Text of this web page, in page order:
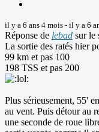
il y a 6 ans 4 mois - il y a 6
Réponse de lebad sur le
La sortie des ratés hier
99 km et pas 100
198 TSS et pas 200
Plus sérieusement, 55'
au vent. Puis détour au
une seconde de roue